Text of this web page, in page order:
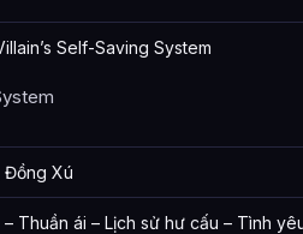
Self-Saving System
Đồng Xú
Thuần ái – Lịch sử hư cấu – Tình